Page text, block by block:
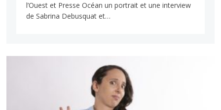
l’Ouest et Presse Océan un portrait et une interview
de Sabrina Debusquat et…